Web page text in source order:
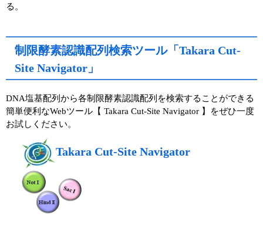
る。
制限酵素認識配列検索ツール「Takara Cut-
Site Navigator」
DNA塩基配列から各制限酵素認識配列を検索することができる
簡単便利なWebツール【 Takara Cut-Site Navigator 】をぜひ一度
お試しください。
Takara Cut-Site Navigator